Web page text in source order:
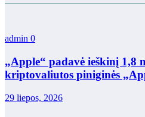
admin 0
„Apple“ padavė ieškinį 1,8
kriptovaliutos piniginės
29 liepos, 2026